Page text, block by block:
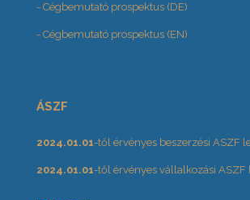
- Cégbemutató prospektus (DE)
- Cégbemutató prospektus (EN)
ÁSZF
2024.01.01-től érvényes beszerzési ASZF
2024.01.01-től érvényes vállalkozási ASZF